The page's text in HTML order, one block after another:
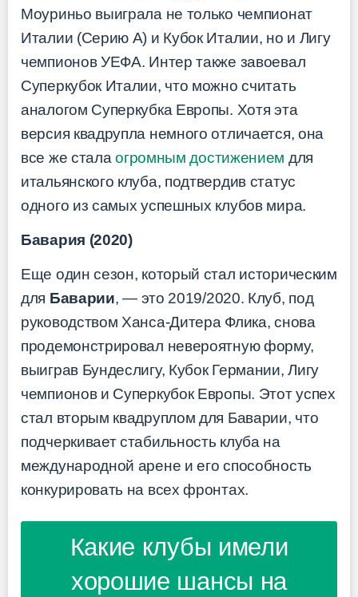
Моуриньо выиграла не только чемпионат
Италии (Серию А) и Кубок Италии, но и Лигу
чемпионов УЕФА. Интер также завоевал
Суперкубок Италии, что можно считать
аналогом Суперкубка Европы. Хотя эта
версия квадрупла немного отличается, она
все же сталаогромным достижением для
итальянского клуба, подтвердив статус
одного из самых успешных клубов мира.
Бавария (2020)
Еще один сезон, который стал историческим
для Баварии, — это 2019/2020. Клуб, под
руководством Ханса-Дитера Флика, снова
продемонстрировал невероятную форму,
выиграв Бундеслигу, Кубок Германии, Лигу
чемпионов и Суперкубок Европы. Этот успех
стал вторым квадруплом для Баварии, что
подчеркивает стабильность клуба на
международной арене и его способность
конкурировать на всех фронтах.
Какие клубы имели
хорошие шансы на